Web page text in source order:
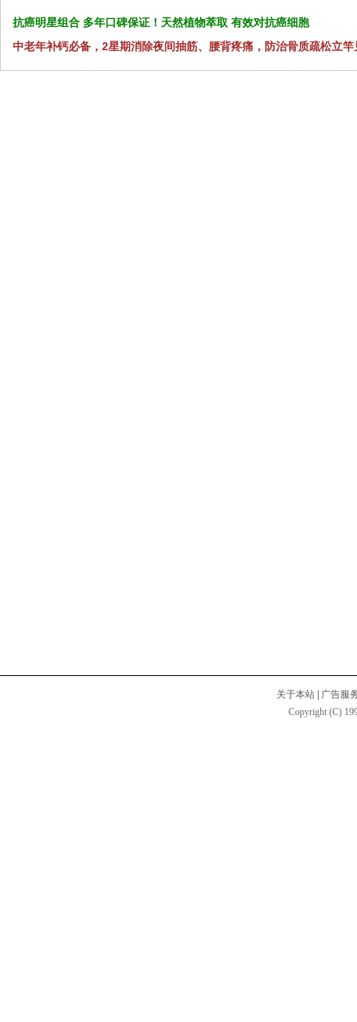
抗癌明星组合 多年口碑保证！天然植物萃取 有效对抗癌细胞
中老年补钙必备，2星期消除夜间抽筋、腰背疼痛，防治骨质疏松立竿
关于本站
广告服
Copyright (C)